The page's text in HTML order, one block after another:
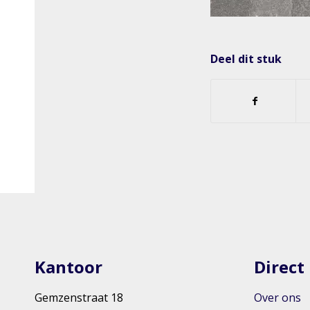
Deel dit stuk
Kantoor
Gemzenstraat 18
Direct
Over ons